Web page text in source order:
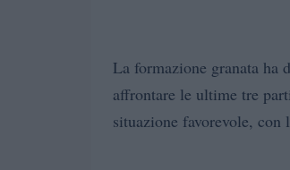
La formazione granata ha
affrontare le ultime tre
situazione favorevole,